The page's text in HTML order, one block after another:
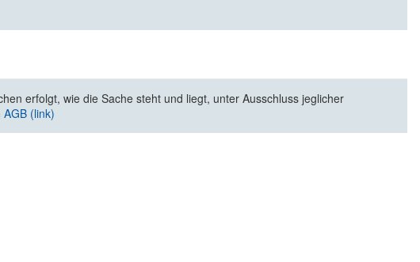
erfolgt, wie die Sache steht und liegt, unter Ausschluss jeglicher
AGB (link)